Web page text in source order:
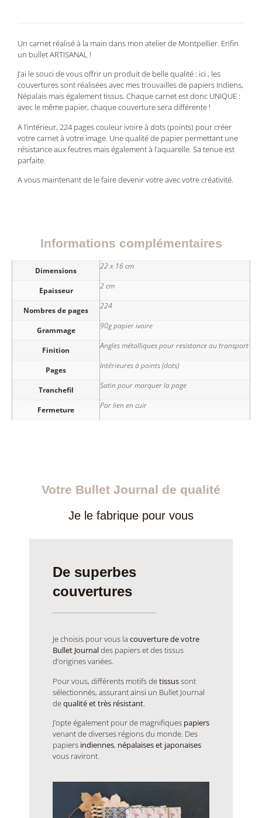
Un carnet réalisé à la main dans mon atelier de Montpellier. Enfin
un bullet ARTISANAL !
J’ai le souci de vous offrir un produit de belle qualité : ici , les
couvertures sont réalisées avec mes trouvailles de papiers Indiens,
Népalais mais également tissus. Chaque carnet est donc UNIQUE :
avec le même papier, chaque couverture sera différente !
A l’intérieur, 224 pages couleur ivoire à dots (points) pour créer
votre carnet à votre image. Une qualité de papier permettant une
résistance aux feutres mais également à l’aquarelle. Sa tenue est
parfaite.
A vous maintenant de le faire devenir votre avec votre créativité.
Informations complémentaires
Dimensions 22 x 16 cm
Epaisseur 2 cm
Nombres de pages 224
Grammage 90g papier ivoire
Finition Angles métalliques pour resistance au transport
Pages Intérieures à points (dots)
Tranchefil Satin pour marquer la page
Fermeture Par lien en cuir
Votre Bullet Journal de qualité
Je le fabrique pour vous
De superbes
couvertures
Je choisis pour vous la couverture de votre
Bullet Journaldes papiers et des tissus
d’origines variées.
Pour vous, différents motifs detissussont
sélectionnés, assurant ainsi un Bullet Journal
dequalité et très résistant.
J’opte également pour de magnifiques papiers
venant de diverses régions du monde. Des
papiers indiennes, népalaises et japonaises
vous raviront.